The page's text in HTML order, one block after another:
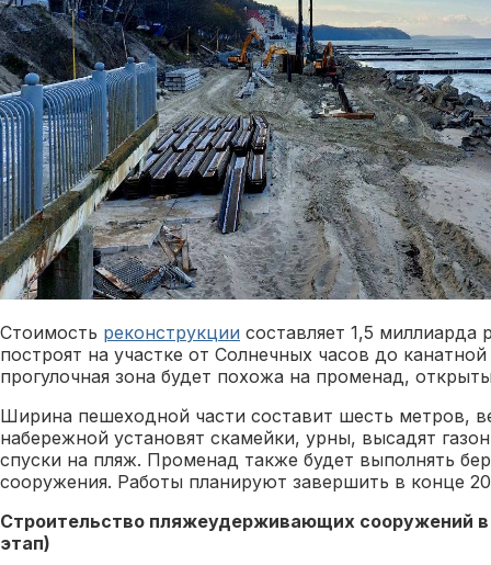
Стоимость реконструкции составляет 1,5
построят на участке от Солнечных часов до
прогулочная зона будет похожа на променад,
Ширина пешеходной части составит шесть метров,
набережной установят скамейки, урны, высадят
спуски на пляж. Променад также будет выполнять
сооружения. Работы планируют завершить в конце
Строительство пляжеудерживающих сооружений в
этап)